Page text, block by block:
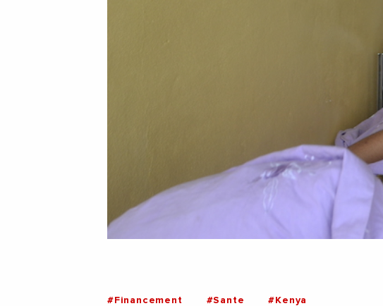
#Financement #Sante #Kenya